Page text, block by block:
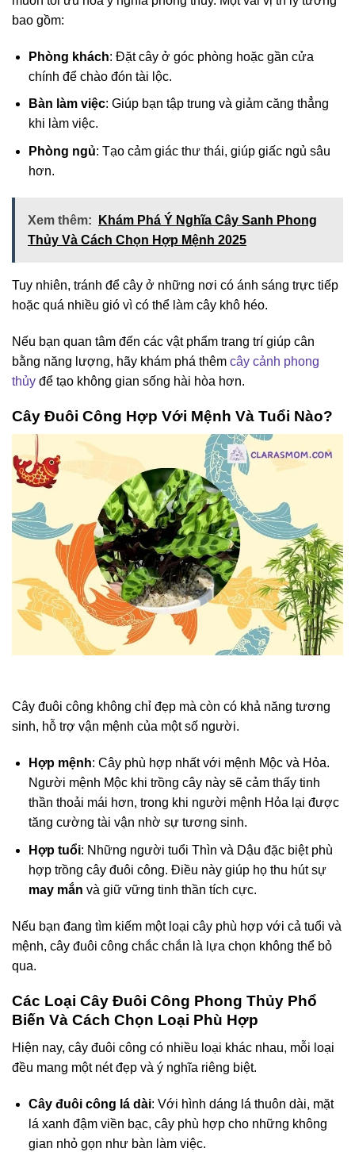
bao gồm:
Phòng khách: Đặt cây ở góc phòng hoặc gần cửa
chính để chào đón tài lộc.
Bàn làm việc: Giúp bạn tập trung và giảm căng thẳng
khi làm việc.
Phòng ngủ: Tạo cảm giác thư thái, giúp giấc ngủ sâu
hơn.
Xem thêm:
Khám Phá Ý Nghĩa Cây Sanh Phong
Thủy Và Cách Chọn Hợp Mệnh 2025
Tuy nhiên, tránh để cây ở những nơi có ánh sáng trực tiếp
hoặc quá nhiều gió vì có thể làm cây khô héo.
Nếu bạn quan tâm đến các vật phẩm trang trí giúp cân
bằng năng lượng, hãy khám phá thêm cây cảnh phong
thủy để tạo không gian sống hài hòa hơn.
Cây Đuôi Công Hợp Với Mệnh Và Tuổi Nào?
Cây đuôi công không chỉ đẹp mà còn có khả năng tương
sinh, hỗ trợ vận mệnh của một số người.
Hợp mệnh: Cây phù hợp nhất với mệnh Mộc và Hỏa.
Người mệnh Mộc khi trồng cây này sẽ cảm thấy tinh
thần thoải mái hơn, trong khi người mệnh Hỏa lại được
tăng cường tài vận nhờ sự tương sinh.
Hợp tuổi: Những người tuổi Thìn và Dậu đặc biệt phù
hợp trồng cây đuôi công. Điều này giúp họ thu hút sự
may mắn và giữ vững tinh thần tích cực.
Nếu bạn đang tìm kiếm một loại cây phù hợp với cả tuổi và
mệnh, cây đuôi công chắc chắn là lựa chọn không thể bỏ
qua.
Các Loại Cây Đuôi Công Phong Thủy Phổ
Biến Và Cách Chọn Loại Phù Hợp
Hiện nay, cây đuôi công có nhiều loại khác nhau, mỗi loại
đều mang một nét đẹp và ý nghĩa riêng biệt.
Cây đuôi công lá dài: Với hình dáng lá thuôn dài, mặt
lá xanh đậm viền bạc, cây phù hợp cho những không
gian nhỏ gọn như bàn làm việc.